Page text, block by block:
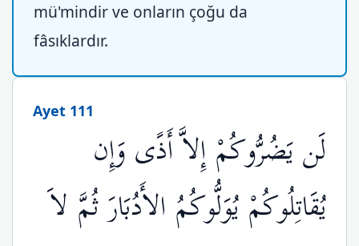
mü'mindir ve onların çoğu da
fâsıklardır.
Ayet 111
لَن يَضُرُّوكُمْ إِلاَّ أَذًى وَإِن
يُقَاتِلُوكُمْ يُوَلُّوكُمُ الأَدُبَارَ ثُمَّ لاَ